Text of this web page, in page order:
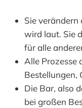
Sie
wird laut. Sie
für alle
Alle Prozesse
Bestellungen,
Die Bar, also
bei großen